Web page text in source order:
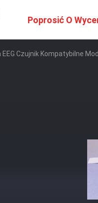
Poprosić O
Czujnik Kompatybilne